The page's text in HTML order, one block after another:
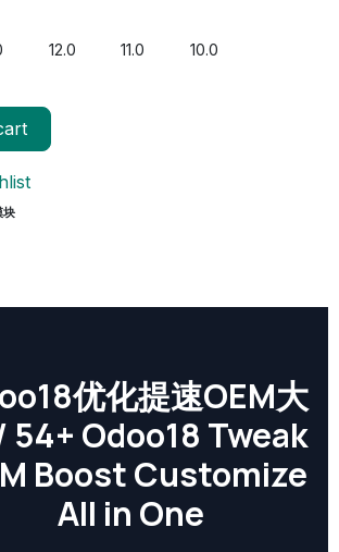
12.0 11.0 10.0
块
优化提速OEM大
54+ Odoo18 Tweak
Boost Customize
All in One